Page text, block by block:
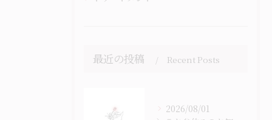
最近の投稿 Recent Posts
2026/08/01